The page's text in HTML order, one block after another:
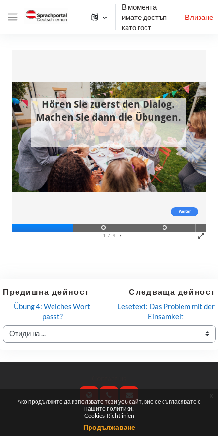
Прескочи на основното съдържание
В момента
имате достъп
като гост
Влизане
Предишна дейност
Übung 4: Welches Wort
passt?
Отиди на ...
Следваща дейност
Lesetext: Das Problem mit der
Einsamkeit
Follow us
Ако продължите да използвате този уеб сайт, вие се съгласявате с
нашите политики:
Cookies-Richtlinien
Продължаване
x